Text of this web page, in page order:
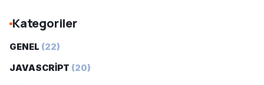
Kategoriler
GENEL (22)
JAVASCRİPT (20)